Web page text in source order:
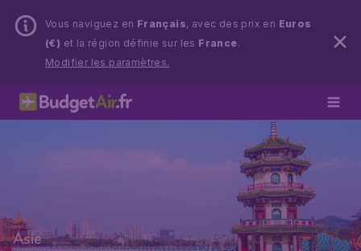
Vous naviguez en Français, avec des prix en Euros
(€) et la région définie sur les France.
Modifier les paramètres.
Asie